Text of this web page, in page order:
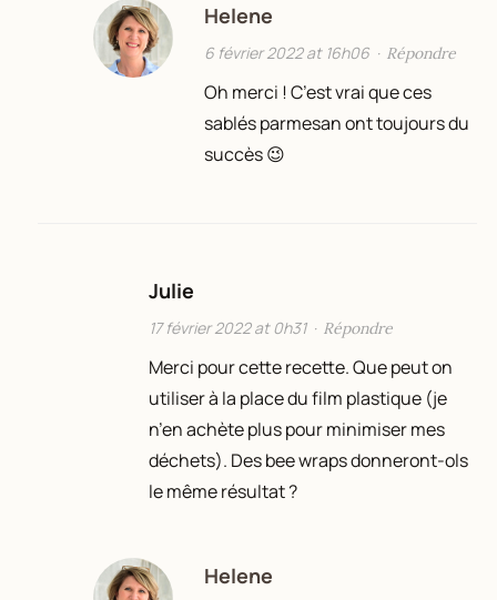
Helene
6 février 2022 at 16h06· Répondre
Oh merci ! C’est vrai que ces
sablés parmesan ont toujours du
succès 😉
Julie
17 février 2022 at 0h31· Répondre
Merci pour cette recette. Que peut on
utiliser à la place du film plastique (je
n’en achète plus pour minimiser mes
déchets). Des bee wraps donneront-ols
le même résultat ?
Helene